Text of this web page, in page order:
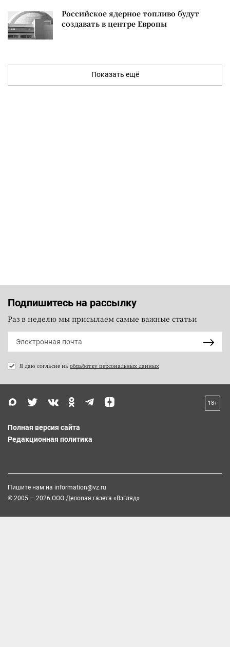
Российское ядерное топливо будут
создавать в центре Европы
Показать ещё
Подпишитесь на рассылку
Раз в неделю мы присылаем самые важные статьи
Я даю согласие на обработку персональных данных
18+
Полная версия сайта
Редакционная политика
Пишите нам на information@vz.ru
© 2005 — 2026 ООО Деловая газета «Взгляд»